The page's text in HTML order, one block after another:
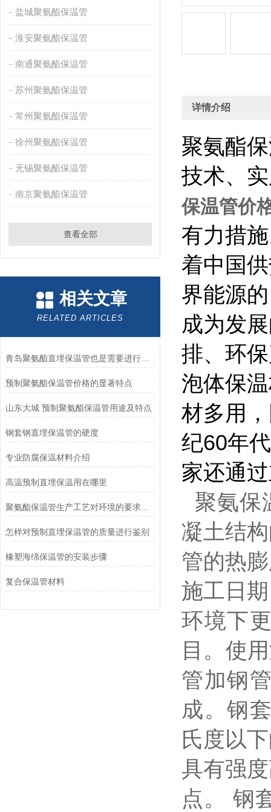
盐城聚氨酯保温管
淮安聚氨酯保温管
南通聚氨酯保温管
苏州聚氨酯保温管
常州聚氨酯保温管
徐州聚氨酯保温管
无锡聚氨酯保温管
南京聚氨酯保温管
查看全部
相关文章
RELATED ARTICLES
青岛聚氨酯直埋保温管也是需要进行定期检查的
预制聚氨酯保温管价格的显著特点
山东大城 预制聚氨酯保温管用途及特点
钢套钢直埋保温管的硬度
专业防腐保温材料介绍
高温预制直埋保温用在哪里
聚氨酯保温管生产工艺对环境的要求和常见的损坏因素
怎样对预制直埋保温管的质量进行鉴别
橡塑海绵保温管的安装步骤
复合保温管材料
详情介绍
聚氨酯
技术、
保温管价
有力措
着中国
界能源
成为发
排、环
泡体保
材多用
纪60年
家还通
聚氨保
凝土结
管的热
施工日
环境下
目。使
管加钢
成。钢
氏度以
具有强
点。 钢